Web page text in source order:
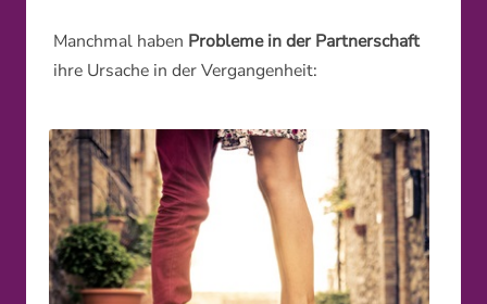
Manchmal haben Probleme in der Partnerschaft
ihre Ursache in der Vergangenheit: